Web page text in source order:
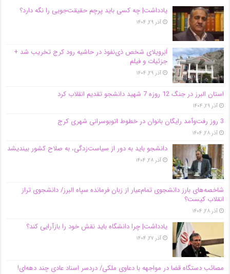
یادداشت| ‌چه کسی باید پرچم حقیقت‌جویی را نگه دارد؟
آذر ۲۹, ۱۴۰۴
اَبَر‌ویلای شخص ذی‌نفوذ در حاشیه‌ رود کرج تخریب شد +
جزئیات و فیلم
آذر ۲۹, ۱۴۰۴
استان البرز در جنگ 12 روزه 7 شهید دانشجو تقدیم انقلاب کرد
آذر ۲۹, ۱۴۰۴
3 روز رفت‌وآمد رایگان بانوان در خطوط اتوبوسرانی شهری کرج
آذر ۲۸, ۱۴۰۴
دانشجو باید به دور از سیاست‌زدگی، به صلاح کشور بیندیشد
آذر ۲۸, ۱۴۰۴
شاخصه‌های بارز دانشجوی تمام‌عیار از زبان فرمانده سپاه البرز/ دانشجوی تراز
انقلاب کیست؟
آذر ۲۸, ۱۴۰۴
یادداشت| چرا دانشگاه باید نقش خود را بازآرایی کند؟
آذر ۲۷, ۱۴۰۴
مصائب دستگاه قضا در مواجهه با دعاوی ملکی/ دردسر اسناد عادی چند‌ دهه‌ای!